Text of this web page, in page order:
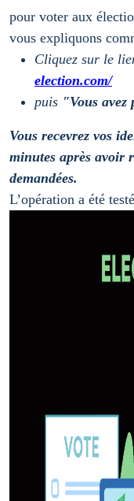
pour voter aux
vous expliquons
Cliquez sur le
election.com/
puis "Vous avez
Vous recevrez vos
minutes après avoir
demandées.
L’opération a été